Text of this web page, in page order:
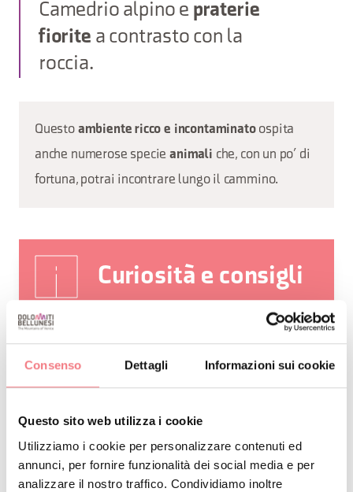
Consenso Dettagli Informazioni sui cookie
Questo sito web utilizza i cookie
Utilizziamo i cookie per personalizzare contenuti ed
annunci, per fornire funzionalità dei social media e per
analizzare il nostro traffico. Condividiamo inoltre
Camedrio alpino e praterie
fiorite a contrasto con la
roccia.
Questoambiente ricco e incontaminatoospita
anche numerose specieanimali che, con un po’ di
fortuna, potrai incontrare lungo il cammino.
Curiosità e consigli
Il Reparto Carabinieri Biodiversità
di Vittorio Veneto propone visite
guidate settimanali (in genere il
martedì) nei mesi di luglio ed
Biodiversità di Palus San Marco.
Il Reparto Carabinieri Biodiversità